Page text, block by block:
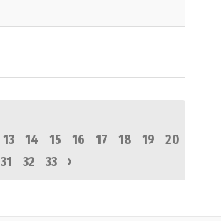
13 14 15 16 17 18 19
20
31 32 33 ›